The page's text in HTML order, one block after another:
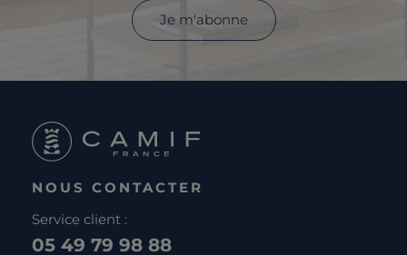
Je m'abonne
NOUS CONTACTER
Service client :
05 49 79 98 88